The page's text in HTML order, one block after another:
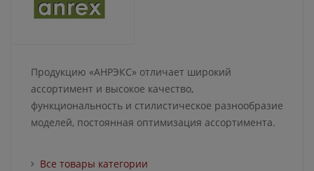
Продукцию «АНРЭКС» отличает широкий
ассортимент и высокое качество,
функциональность и стилистическое разнообразие
моделей, постоянная оптимизация ассортимента.
Все товары категории